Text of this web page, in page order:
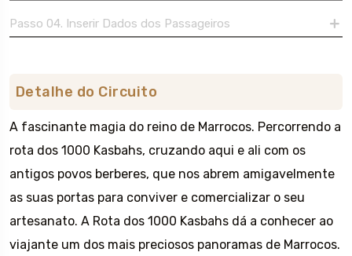
Passo 04. Inserir Dados dos Passageiros
Detalhe do Circuito
A fascinante magia do reino de Marrocos. Percorrendo a
rota dos 1000 Kasbahs, cruzando aqui e ali com os
antigos povos berberes, que nos abrem amigavelmente
as suas portas para conviver e comercializar o seu
artesanato. A Rota dos 1000 Kasbahs dá a conhecer ao
viajante um dos mais preciosos panoramas de Marrocos.